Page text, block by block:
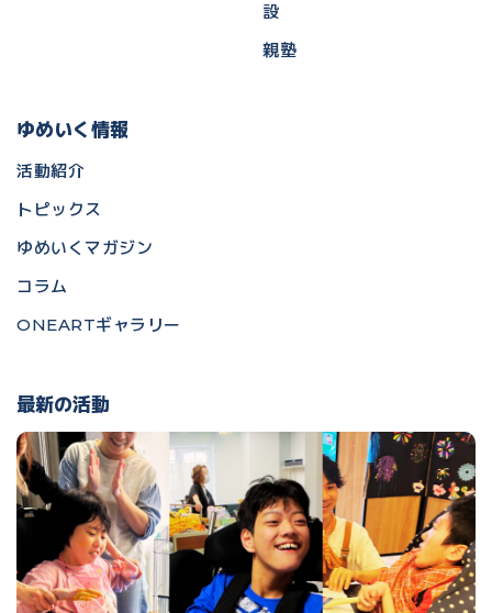
設
親塾
ゆめいく情報
活動紹介
トピックス
ゆめいくマガジン
コラム
ONEARTギャラリー
最新の活動